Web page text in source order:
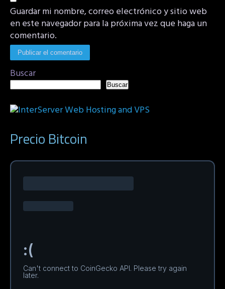
Guardar mi nombre, correo electrónico y sitio web
en este navegador para la próxima vez que haga un
comentario.
Buscar
Buscar
Precio Bitcoin